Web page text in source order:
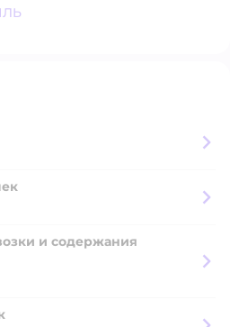
и содержания